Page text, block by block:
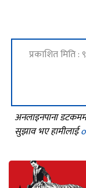
प्रकाशित मिति
अनलाइनपाना
सुझाव भए हामीलाई